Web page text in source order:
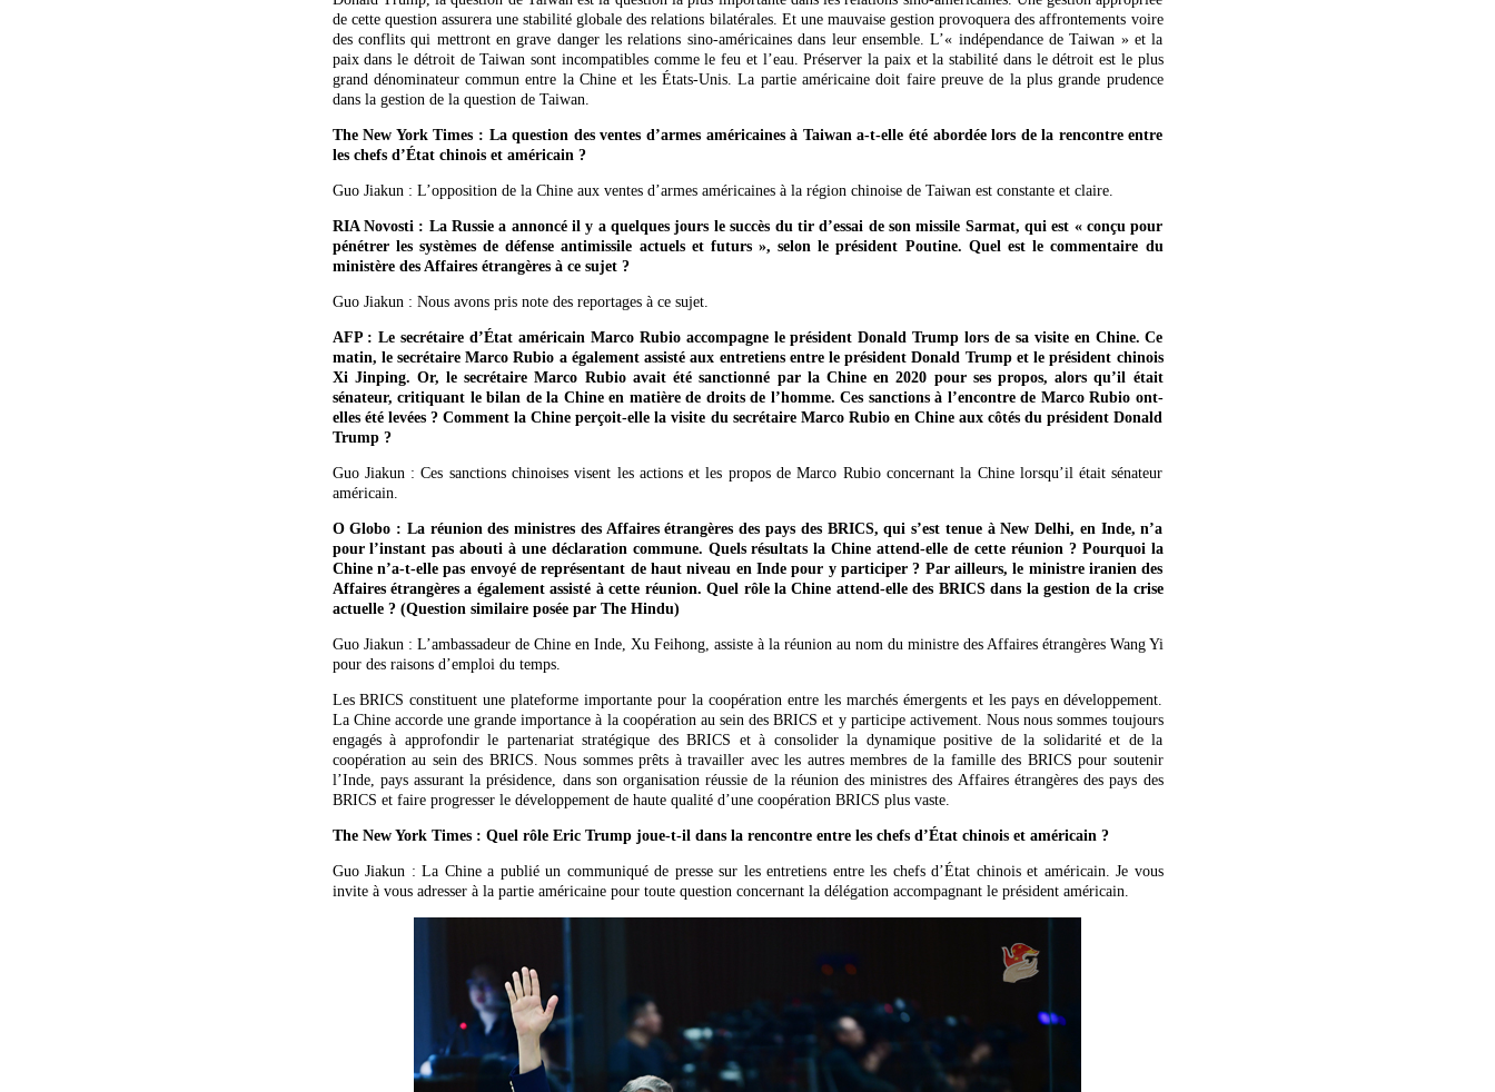
de cette question assurera une stabilité globale des relations bilatérales. Et une mauvaise gestion provoquera des affrontements voire
des conflits qui mettront en grave danger les relations sino-américaines dans leur ensemble. L’« indépendance de Taiwan » et la
paix dans le détroit de Taiwan sont incompatibles comme le feu et l’eau. Préserver la paix et la stabilité dans le détroit est le plus
grand dénominateur commun entre la Chine et les États-Unis. La partie américaine doit faire preuve de la plus grande prudence
dans la gestion de la question de Taiwan.
The New York Times : La question des ventes d’armes américaines à Taiwan a-t-elle été abordée lors de la rencontre entre
les chefs d’État chinois et américain ?
Guo Jiakun : L’opposition de la Chine aux ventes d’armes américaines à la région chinoise de Taiwan est constante et claire.
RIA Novosti : La Russie a annoncé il y a quelques jours le succès du tir d’essai de son missile Sarmat, qui est « conçu pour
pénétrer les systèmes de défense antimissile actuels et futurs », selon le président Poutine. Quel est le commentaire du
ministère des Affaires étrangères à ce sujet ?
Guo Jiakun : Nous avons pris note des reportages à ce sujet.
AFP : Le secrétaire d’État américain Marco Rubio accompagne le président Donald Trump lors de sa visite en Chine. Ce
matin, le secrétaire Marco Rubio a également assisté aux entretiens entre le président Donald Trump et le président chinois
Xi Jinping. Or, le secrétaire Marco Rubio avait été sanctionné par la Chine en 2020 pour ses propos, alors qu’il était
sénateur, critiquant le bilan de la Chine en matière de droits de l’homme. Ces sanctions à l’encontre de Marco Rubio ont-
elles été levées ? Comment la Chine perçoit-elle la visite du secrétaire Marco Rubio en Chine aux côtés du président Donald
Trump ?
Guo Jiakun : Ces sanctions chinoises visent les actions et les propos de Marco Rubio concernant la Chine lorsqu’il était sénateur
américain.
O Globo : La réunion des ministres des Affaires étrangères des pays des BRICS, qui s’est tenue à New Delhi, en Inde, n’a
pour l’instant pas abouti à une déclaration commune. Quels résultats la Chine attend-elle de cette réunion ? Pourquoi la
Chine n’a-t-elle pas envoyé de représentant de haut niveau en Inde pour y participer ? Par ailleurs, le ministre iranien des
Affaires étrangères a également assisté à cette réunion. Quel rôle la Chine attend-elle des BRICS dans la gestion de la crise
actuelle ? (Question similaire posée par The Hindu)
Guo Jiakun : L’ambassadeur de Chine en Inde, Xu Feihong, assiste à la réunion au nom du ministre des Affaires étrangères Wang Yi
pour des raisons d’emploi du temps.
Les BRICS constituent une plateforme importante pour la coopération entre les marchés émergents et les pays en développement.
La Chine accorde une grande importance à la coopération au sein des BRICS et y participe activement. Nous nous sommes toujours
engagés à approfondir le partenariat stratégique des BRICS et à consolider la dynamique positive de la solidarité et de la
coopération au sein des BRICS. Nous sommes prêts à travailler avec les autres membres de la famille des BRICS pour soutenir
l’Inde, pays assurant la présidence, dans son organisation réussie de la réunion des ministres des Affaires étrangères des pays des
BRICS et faire progresser le développement de haute qualité d’une coopération BRICS plus vaste.
The New York Times : Quel rôle Eric Trump joue-t-il dans la rencontre entre les chefs d’État chinois et américain ?
Guo Jiakun : La Chine a publié un communiqué de presse sur les entretiens entre les chefs d’État chinois et américain. Je vous
invite à vous adresser à la partie américaine pour toute question concernant la délégation accompagnant le président américain.